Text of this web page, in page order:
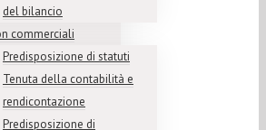
del bilancio
commerciali
Predisposizione di statuti
Tenuta della contabilità e
rendicontazione
Predisposizione di